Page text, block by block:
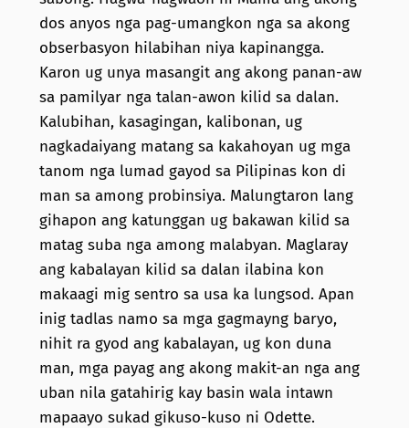
dos anyos nga pag-umangkon nga sa akong
obserbasyon hilabihan niya kapinangga.
Karon ug unya masangit ang akong panan-aw
sa pamilyar nga talan-awon kilid sa dalan.
Kalubihan, kasagingan, kalibonan, ug
nagkadaiyang matang sa kakahoyan ug mga
tanom nga lumad gayod sa Pilipinas kon di
man sa among probinsiya. Malungtaron lang
gihapon ang katunggan ug bakawan kilid sa
matag suba nga among malabyan. Maglaray
ang kabalayan kilid sa dalan ilabina kon
makaagi mig sentro sa usa ka lungsod. Apan
inig tadlas namo sa mga gagmayng baryo,
nihit ra gyod ang kabalayan, ug kon duna
man, mga payag ang akong makit-an nga ang
uban nila gatahirig kay basin wala intawn
mapaayo sukad gikuso-kuso ni Odette.